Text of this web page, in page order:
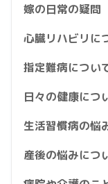
嫁の日常の疑問
心臓リハビリに
指定難病につい
日々の健康につ
生活習慣病の悩
産後の悩みにつ